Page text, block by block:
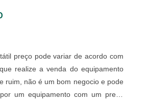
realize a venda do equipamento
ruim, não é um bom negocio e pode
um equipamento com um preço